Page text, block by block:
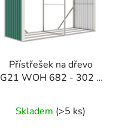
Přístřešek na dřevo
G21 WOH 682 - 302 x
Skladem (>5 ks)